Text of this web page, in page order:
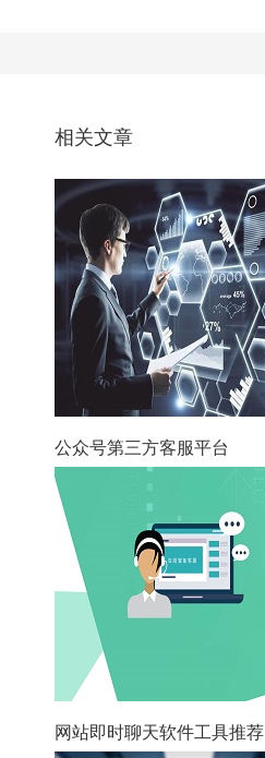
相关文章
公众号第三方客服平台
网站即时聊天软件工具推荐